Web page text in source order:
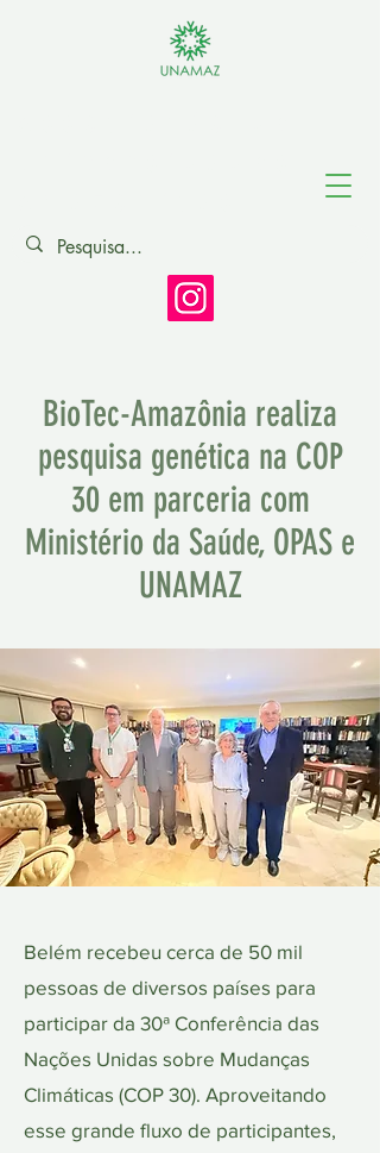
BioTec-Amazônia realiza
pesquisa genética na COP
30 em parceria com
Ministério da Saúde, OPAS e
UNAMAZ
Belém recebeu cerca de 50 mil
pessoas de diversos países para
participar da 30ª Conferência das
Nações Unidas sobre Mudanças
Climáticas (COP 30). Aproveitando
esse grande fluxo de participantes,